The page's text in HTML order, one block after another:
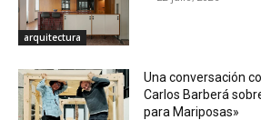
arquitectura
Una conversación
Carlos Barberá
para Mariposas»